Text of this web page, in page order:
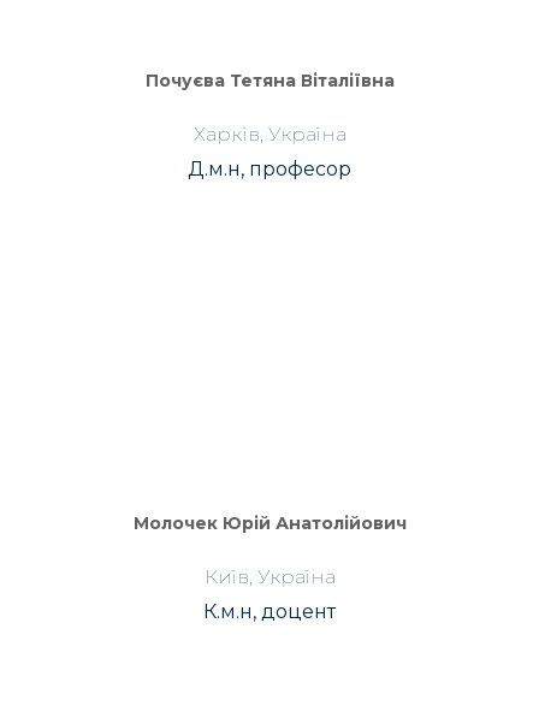
Почуєва Тетяна Віталіївна
Харків, Україна
Д.м.н, професор
Молочек Юрій Анатолійович
Київ, Україна
К.м.н, доцент